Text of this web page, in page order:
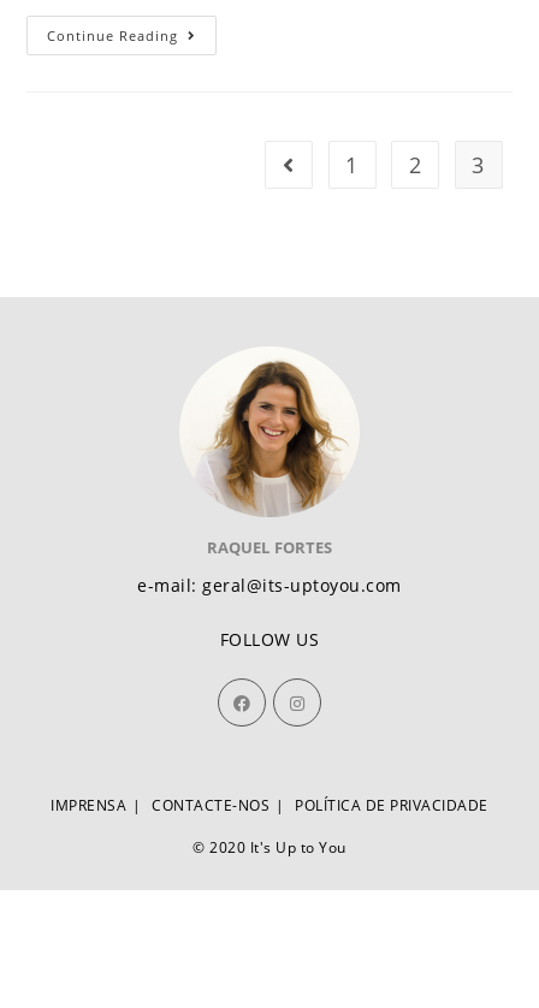
Continue Reading
1 2 3
RAQUEL FORTES
e-mail: geral@its-uptoyou.com
FOLLOW US
IMPRENSA CONTACTE-NOS POLÍTICA DE PRIVACIDADE
© 2020 It's Up to You